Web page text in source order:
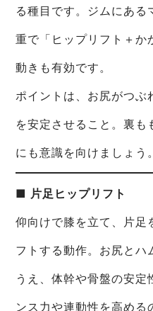
る種目です。ジムにある
重で「ヒップリフト＋か
動きも有効です。
ポイントは、お尻がつぶ
を安定させること。裏
にも意識を向けましょう。
■ 片足ヒップリフト
仰向けで膝を立て、片足
フトする動作。お尻とハ
うえ、体幹や骨盤の安定
ンス力や連動性を高める